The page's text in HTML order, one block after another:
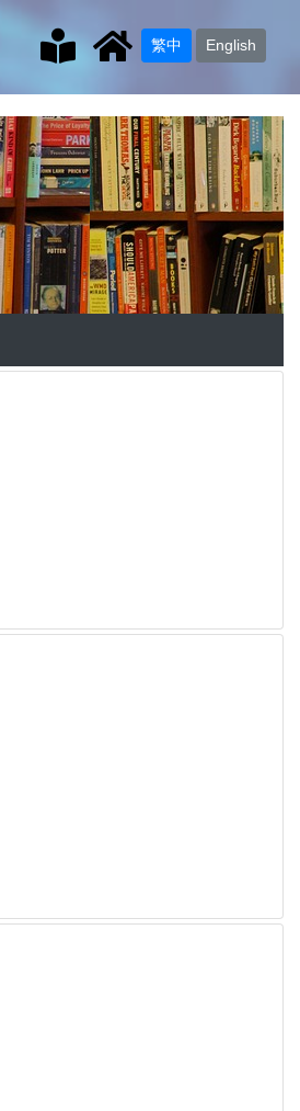
繁中 English